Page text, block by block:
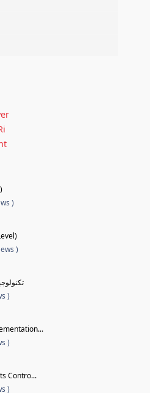
)
)
)
)
Contro...
)